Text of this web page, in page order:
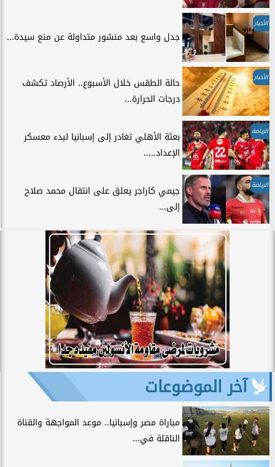
الأخبار
جدل واسع بعد منشور متداولة عن منع سيدة...
الأخبار
حالة الطقس خلال الأسبوع.. الأرصاد تكشف
درجات الحرارة...
الرياضة
بعثة الأهلي تغادر إلى إسبانيا لبدء معسكر
الإعداد.....
الرياضة
جيمي كاراجر يعلق على انتقال محمد صلاح
إلى...
آخر الموضوعات
مباراة مصر وإسبانيا.. موعد المواجهة والقناة
الناقلة في...